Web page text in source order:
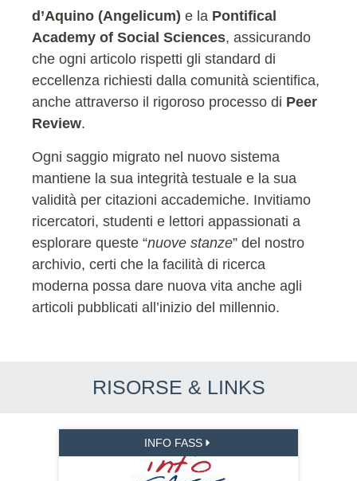
d’Aquino (Angelicum) e la Pontifical
Academy of Social Sciences, assicurando
che ogni articolo rispetti gli standard di
eccellenza richiesti dalla comunità scientifica,
anche attraverso il rigoroso processo di Peer
Review.
Ogni saggio migrato nel nuovo sistema
mantiene la sua integrità testuale e la sua
validità per citazioni accademiche. Invitiamo
ricercatori, studenti e lettori appassionati a
esplorare queste “nuove stanze” del nostro
archivio, certi che la facilità di ricerca
moderna possa dare nuova vita anche agli
articoli pubblicati all’inizio del millennio.
RISORSE & LINKS
INFO FASS